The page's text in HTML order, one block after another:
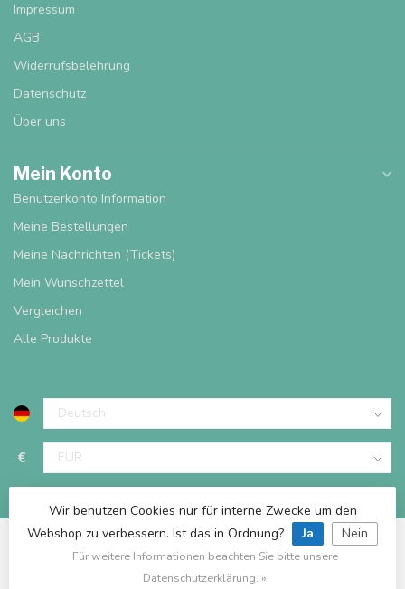
Impressum
AGB
Widerrufsbelehrung
Datenschutz
Über uns
Mein Konto
Benutzerkonto Information
Meine Bestellungen
Meine Nachrichten (Tickets)
Mein Wunschzettel
Vergleichen
Alle Produkte
€
© Copyright 2026 Spieltischshop
Wir benutzen Cookies nur für interne Zwecke um den
Webshop zu verbessern. Ist das in Ordnung?
Ja Nein
Für weitere Informationen beachten Sie bitte unsere
Datenschutzerklärung. »